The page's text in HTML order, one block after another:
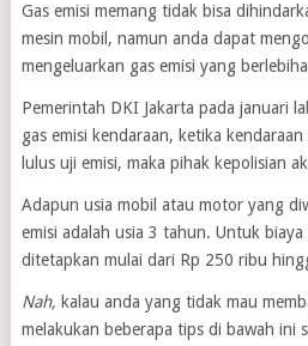
Gas emisi memang tidak bisa
mesin mobil, namun anda dapat
mengeluarkan gas emisi yang
Pemerintah DKI Jakarta pada januari
gas emisi kendaraan, ketika
lulus uji emisi, maka pihak kepolisian
Adapun usia mobil atau motor yang
emisi adalah usia 3 tahun. Untuk
ditetapkan mulai dari Rp 250 ribu
Nah, kalau anda yang tidak mau
melakukan beberapa tips di bawah ini